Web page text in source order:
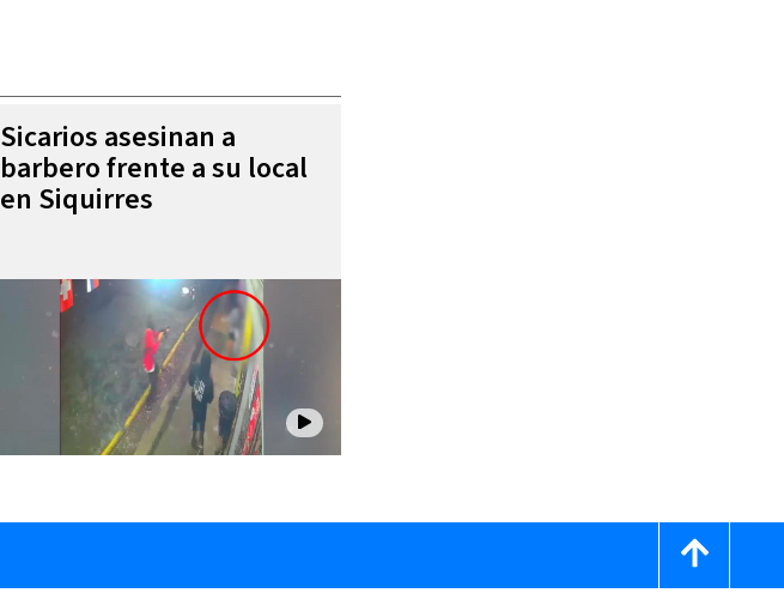
Sicarios asesinan a
barbero frente a su local
en Siquirres